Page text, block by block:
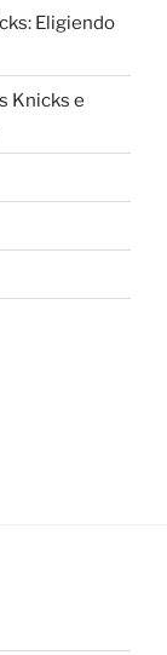
Eligiendo
Knicks e